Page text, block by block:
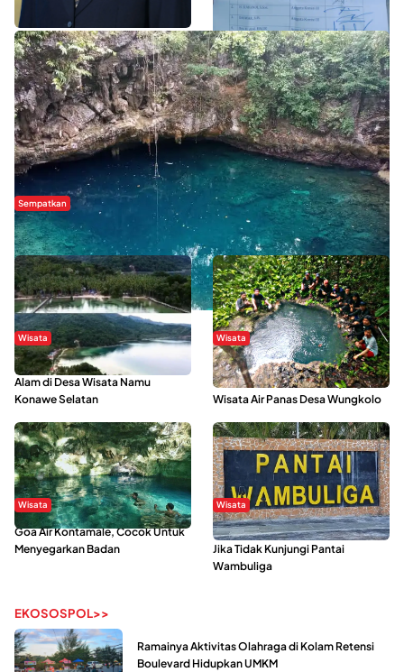
WISATA SULTRA >>
Sempatkan
Danau Rebi-Rebi, Pesona Alam Tersembunyi di Morowali
Wisata
Menikmati Suasana Keindahan
Alam di Desa Wisata Namu
Konawe Selatan
Wisata
Sering Menjadi Tempat Refreshing
Mahasiswa KKN, Yuk Kunjungi
Wisata Air Panas Desa Wungkolo
Wisata
Goa Air Kontamale, Cocok Untuk
Menyegarkan Badan
Wisata
Berkunjung Ke Wakatobi, Nyesal
Jika Tidak Kunjungi Pantai
Wambuliga
EKOSOSPOL>>
Ramainya Aktivitas Olahraga di Kolam Retensi
Boulevard Hidupkan UMKM